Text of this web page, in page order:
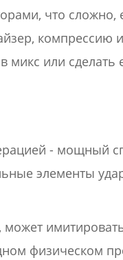
что сложно,
компрессию
микс или сделать
- мощный
элементы
может
физическом